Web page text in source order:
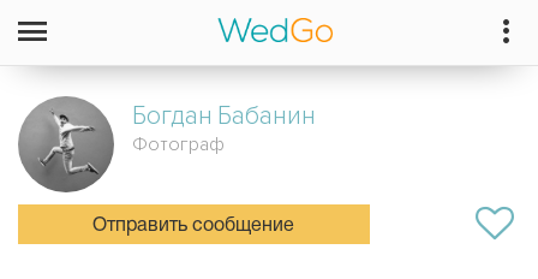
Богдан Бабанин
Фотограф
Отправить сообщение